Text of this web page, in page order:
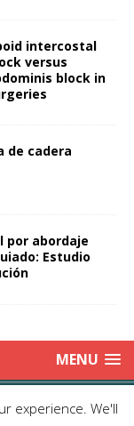
intercostal
versus
block in
de cadera
por abordaje
Estudio
MENU
de Médicos
experience. We'll